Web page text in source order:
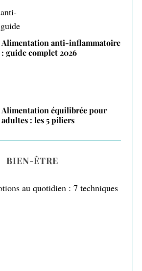
Alimentation anti-inflammatoire
: guide complet 2026
Alimentation équilibrée pour
adultes : les 5 piliers
BIEN-ÊTRE